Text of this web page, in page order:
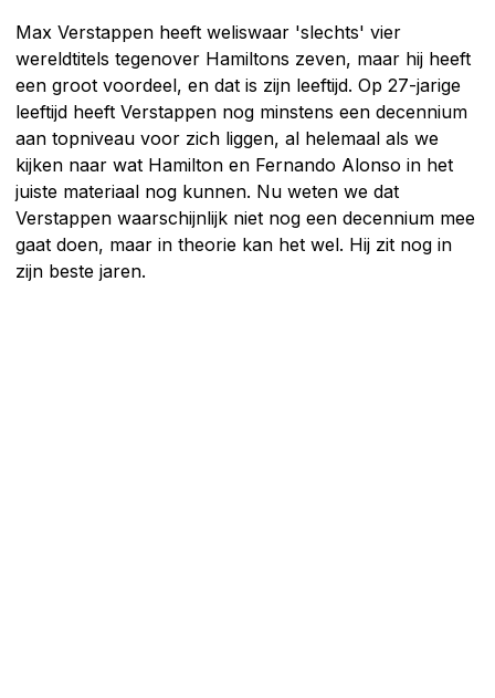
Max Verstappen heeft weliswaar 'slechts' vier
wereldtitels tegenover Hamiltons zeven, maar hij heeft
een groot voordeel, en dat is zijn leeftijd. Op 27-jarige
leeftijd heeft Verstappen nog minstens een decennium
aan topniveau voor zich liggen, al helemaal als we
kijken naar wat Hamilton en Fernando Alonso in het
juiste materiaal nog kunnen. Nu weten we dat
Verstappen waarschijnlijk niet nog een decennium mee
gaat doen, maar in theorie kan het wel. Hij zit nog in
zijn beste jaren.